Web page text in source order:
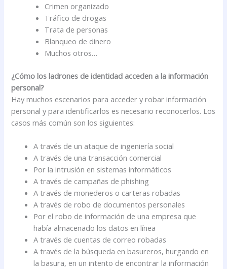
Crimen organizado
Tráfico de drogas
Trata de personas
Blanqueo de dinero
Muchos otros…
¿Cómo los ladrones de identidad acceden a la información
personal?
Hay muchos escenarios para acceder y robar información
personal y para identificarlos es necesario reconocerlos. Los
casos más común son los siguientes:
A través de un ataque de ingeniería social
A través de una transacción comercial
Por la intrusión en sistemas informáticos
A través de campañas de phishing
A través de monederos o carteras robadas
A través de robo de documentos personales
Por el robo de información de una empresa que
había almacenado los datos en línea
A través de cuentas de correo robadas
A través de la búsqueda en basureros, hurgando en
la basura, en un intento de encontrar la información